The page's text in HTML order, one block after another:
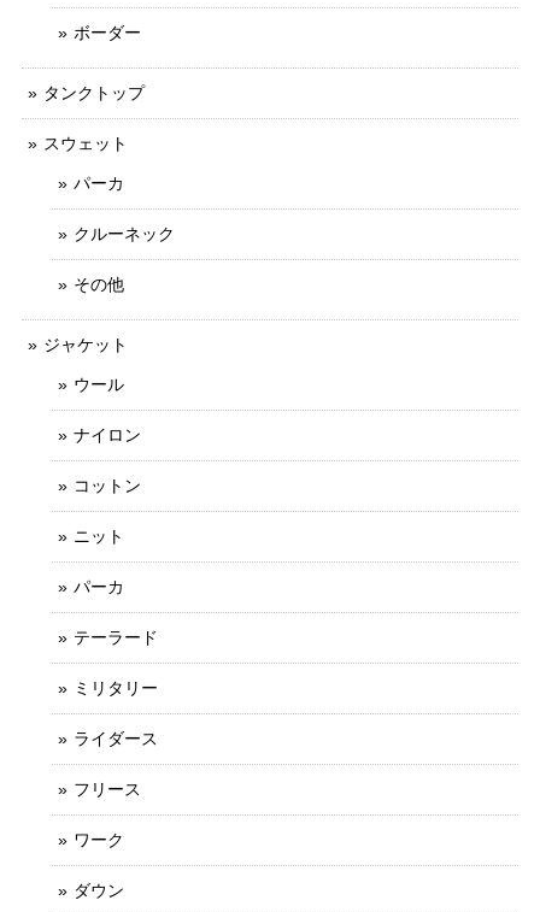
ボーダー
タンクトップ
スウェット
パーカ
クルーネック
その他
ジャケット
ウール
ナイロン
コットン
ニット
パーカ
テーラード
ミリタリー
ライダース
フリース
ワーク
ダウン